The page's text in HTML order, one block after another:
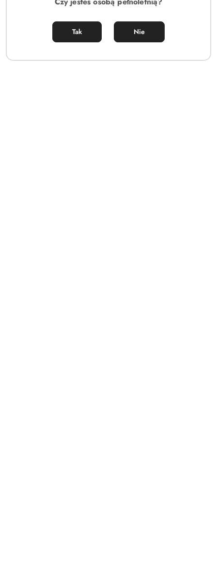
Tak Nie